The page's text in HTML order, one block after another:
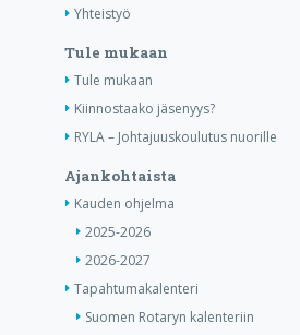
Yhteistyö
Tule mukaan
Tule mukaan
Kiinnostaako jäsenyys?
RYLA – Johtajuuskoulutus nuorille
Ajankohtaista
Kauden ohjelma
2025-2026
2026-2027
Tapahtumakalenteri
Suomen Rotaryn kalenteriin